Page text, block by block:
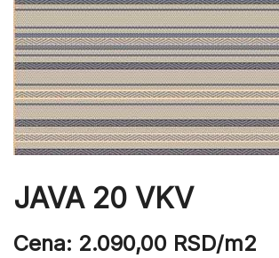
JAVA 20 VKV
Cena: 2.090,00 RSD/m2